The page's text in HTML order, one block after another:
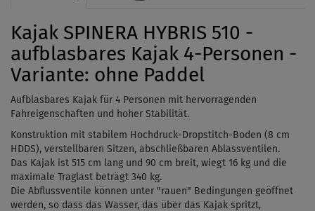
Kajak SPINERA HYBRIS 510 -
aufblasbares Kajak 4-Personen -
Variante: ohne Paddel
Aufblasbares Kajak für 4 Personen mit hervorragenden
Fahreigenschaften und hoher Stabilität.
Konstruktion mit stabilem Hochdruck-Dropstitch-Boden (8 cm
HDDS), verstellbaren Sitzen, abschließbaren Ablassventilen.
Das Kajak ist 515 cm lang und 90 cm breit, wiegt 16 kg und die
maximale Traglast beträgt 340 kg.
Die Abflussventile können unter "rauen" Bedingungen geöffnet
werden, so dass das Wasser, das über das Kajak spritzt,